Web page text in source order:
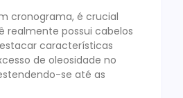
cronograma, é crucial
realmente possui cabelos
características
de oleosidade no
se até as